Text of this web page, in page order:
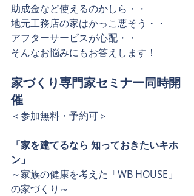
助成金など使えるのかしら・・
地元工務店の家はかっこ悪そう・・
アフターサービスが心配・・
そんなお悩みにもお答えします！
家づくり専門家セミナー同時開
催
＜参加無料・予約可＞
「家を建てるなら 知っておきたいキホ
ン」
～家族の健康を考えた「WB HOUSE」
の家づくり～